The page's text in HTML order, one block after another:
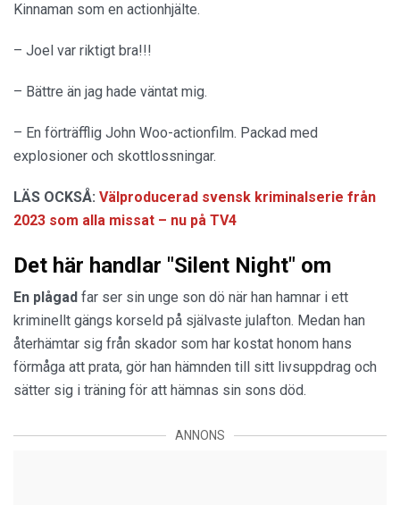
Kinnaman som en actionhjälte.
– Joel var riktigt bra!!!
– Bättre än jag hade väntat mig.
– En förträfflig John Woo-actionfilm. Packad med
explosioner och skottlossningar.
LÄS OCKSÅ: Välproducerad svensk kriminalserie från
2023 som alla missat – nu på TV4
Det här handlar "Silent Night" om
En plågad far ser sin unge son dö när han hamnar i ett
kriminellt gängs korseld på självaste julafton. Medan han
återhämtar sig från skador som har kostat honom hans
förmåga att prata, gör han hämnden till sitt livsuppdrag och
sätter sig i träning för att hämnas sin sons död.
ANNONS